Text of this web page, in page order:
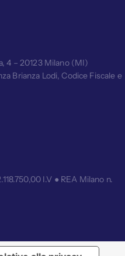
4 – 20123 Milano (MI)
Brianza Lodi, Codice Fiscale e
I.V ● REA Milano n.